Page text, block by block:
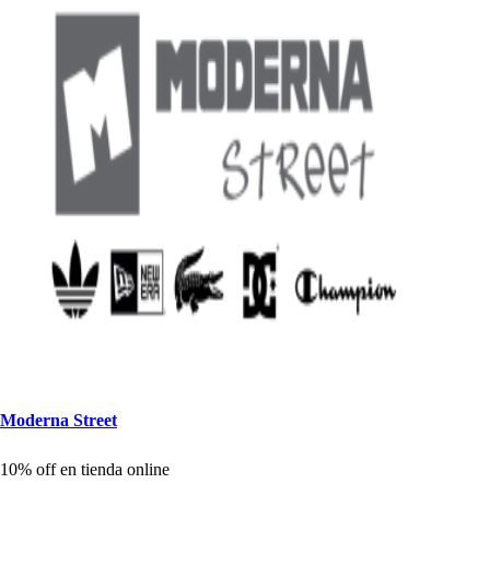
Moderna Street
10% off en tienda online